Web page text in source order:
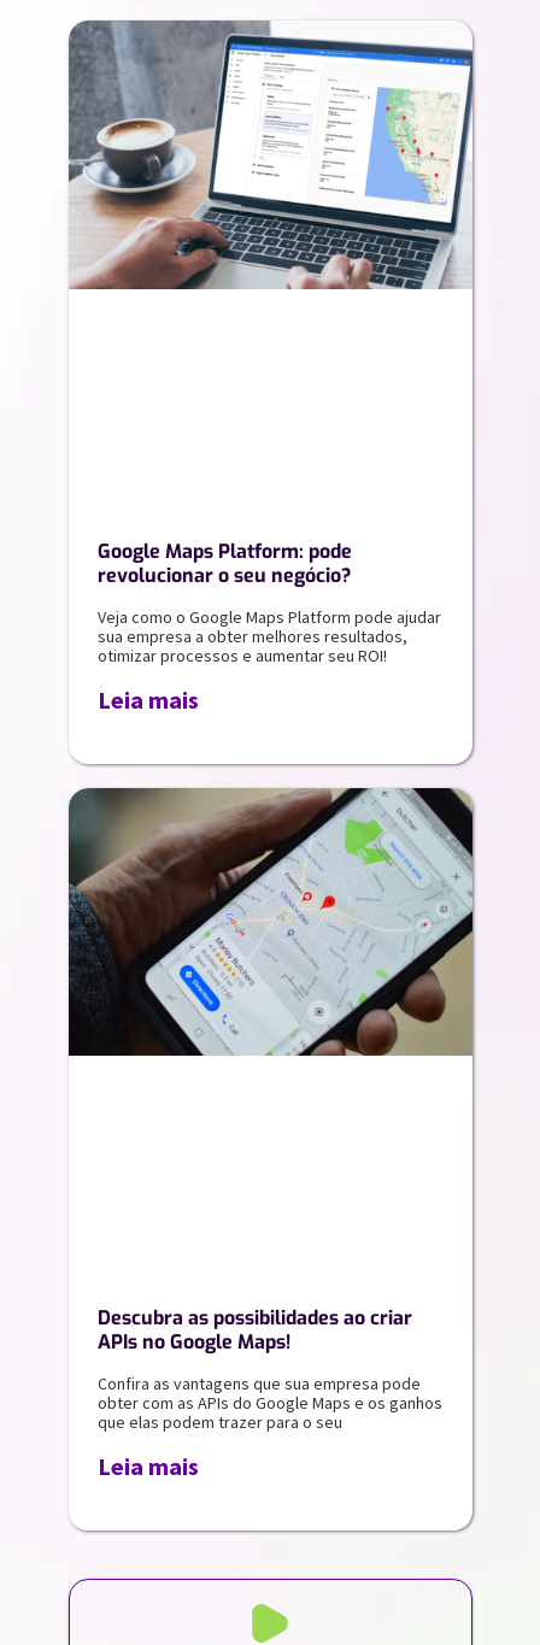
Google Maps Platform: pode
revolucionar o seu negócio?
Veja como o Google Maps Platform pode ajudar
sua empresa a obter melhores resultados,
otimizar processos e aumentar seu ROI!
Leia mais
Descubra as possibilidades ao criar
APIs no Google Maps!
Confira as vantagens que sua empresa pode
obter com as APIs do Google Maps e os ganhos
que elas podem trazer para o seu
Leia mais